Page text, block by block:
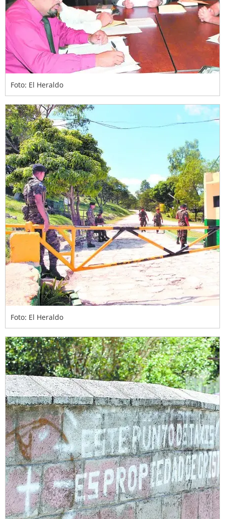
Foto: El Heraldo
Foto: El Heraldo